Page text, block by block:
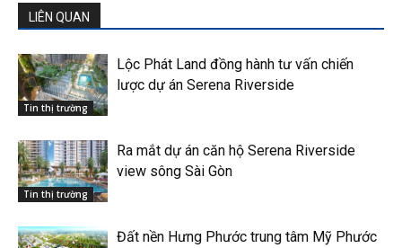
LIÊN QUAN
Tin thị trường
Lộc Phát Land đồng hành tư vấn chiến
lược dự án Serena Riverside
Tin thị trường
Ra mắt dự án căn hộ Serena Riverside
view sông Sài Gòn
Đất nền Hưng Phước trung tâm Mỹ Phước